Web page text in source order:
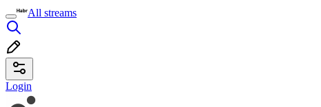
All streams
Login